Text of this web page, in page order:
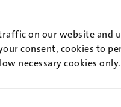
on our website and
consent, cookies to
necessary cookies